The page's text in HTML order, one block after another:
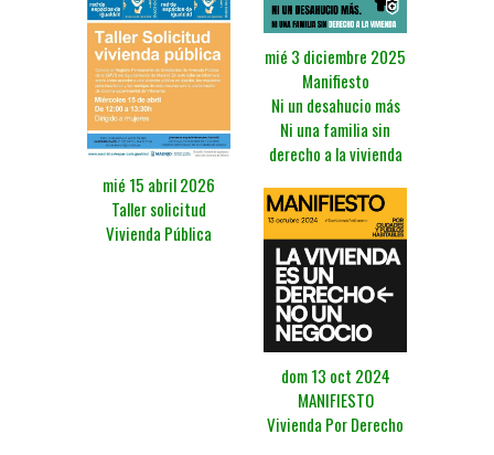
mié 15 abril 2026
Taller solicitud
Vivienda Pública
mié 3 diciembre 2025
Manifiesto
Ni un desahucio más
Ni una familia sin
derecho a la vivienda
dom 13 oct 2024
MANIFIESTO
Vivienda Por Derecho